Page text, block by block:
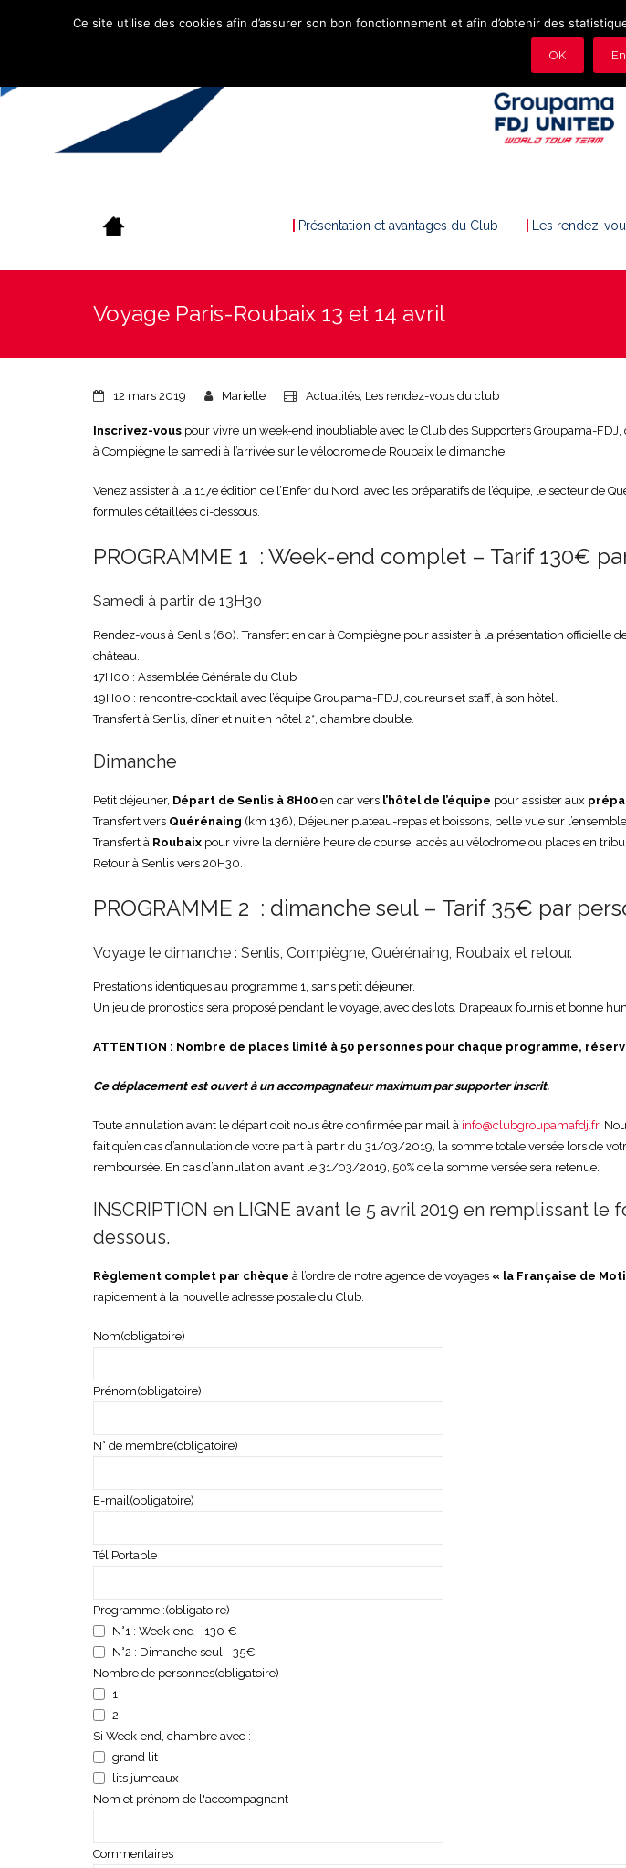
Présentation et avantages du Club Les rendez-
Voyage Paris-Roubaix 13 et 14 avril
12 mars 2019 Marielle Actualités Les rendez-vous du club
Inscrivez-vous pour vivre un week-end inoubliable avec le Club des Supporters Groupama-FDJ,
à Compiègne le samedi à l’arrivée sur le vélodrome de Roubaix le dimanche.
Venez assister à la 117e édition de l’Enfer du Nord, avec les préparatifs de l’équipe, le secteur de
formules détaillées ci-dessous.
PROGRAMME 1 : Week-end complet – Tarif 130€
Samedi à partir de 13H30
Rendez-vous à Senlis (60). Transfert en car à Compiègne pour assister à la présentation officielle
château.
17H00 : Assemblée Générale du Club
19H00 : rencontre-cocktail avec l’équipe Groupama-FDJ, coureurs et staff, à son hôtel.
Transfert à Senlis, dîner et nuit en hôtel 2*, chambre double.
Dimanche
Petit déjeuner, Départ de Senlis à 8H00 en car vers l’hôtel de l’équipe pour assister aux
Transfert vers Quérénaing (km 136), Déjeuner plateau-repas et boissons, belle vue sur
Transfert à Roubaix pour vivre la dernière heure de course, accès au vélodrome ou places en
Retour à Senlis vers 20H30.
PROGRAMME 2 : dimanche seul – Tarif 35€ par
Voyage le dimanche : Senlis, Compiègne, Quérénaing, Roubaix et retour.
Prestations identiques au programme 1, sans petit déjeuner.
Un jeu de pronostics sera proposé pendant le voyage, avec des lots. Drapeaux fournis et bonne
ATTENTION : Nombre de places limité à 50 personnes pour chaque programme,
Ce déplacement est ouvert à un accompagnateur maximum par supporter inscrit.
Toute annulation avant le départ doit nous être confirmée par mail à info@clubgroupamafdj.fr.
fait qu’en cas d’annulation de votre part à partir du 31/03/2019, la somme totale versée lors de
remboursée. En cas d’annulation avant le 31/03/2019, 50% de la somme versée sera retenue.
INSCRIPTION en LIGNE avant le 5 avril 2019 en remplissant le
dessous.
Règlement complet par chèque à l’ordre de notre agence de voyages « la Française de
rapidement à la nouvelle adresse postale du Club.
Nom(obligatoire)
Prénom(obligatoire)
N° de membre(obligatoire)
E-mail (obligatoire)
Tél Portable
Programme :(obligatoire)
N°1 : Week-end - 130 €
N°2 : Dimanche seul - 35€
Nombre de personnes(obligatoire)
1
2
Si Week-end, chambre avec :
grand lit
lits jumeaux
Nom et prénom de l'accompagnant
Commentaires
Ce site utilise des cookies afin d’assurer son bon fonctionnement et afin d’obtenir des
OK